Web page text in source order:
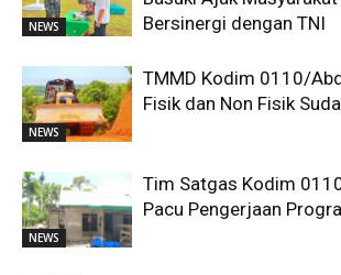
NEWS
Bersinergi dengan TNI
NEWS
TMMD Kodim 0110/
Fisik dan Non Fisik
NEWS
Tim Satgas Kodim
Pacu Pengerjaan